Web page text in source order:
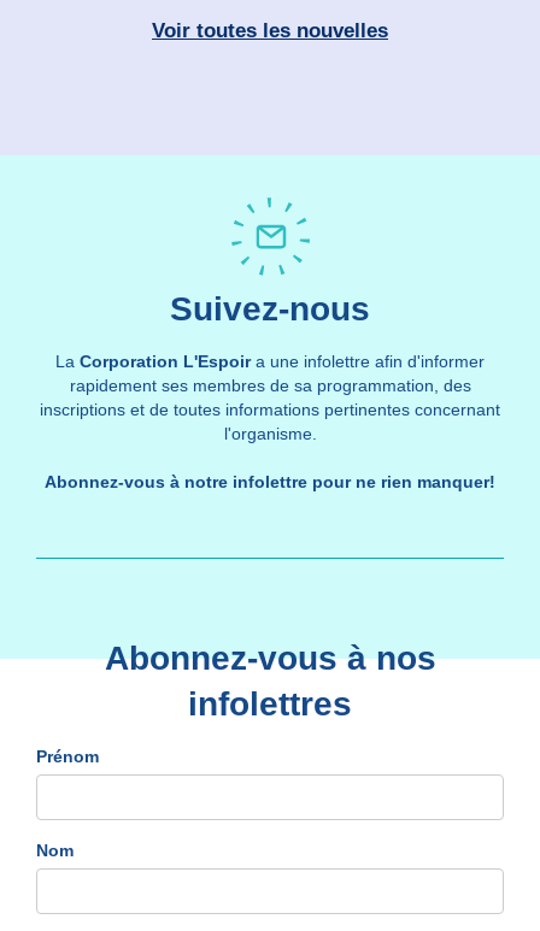
Voir toutes les nouvelles
Suivez-nous
La Corporation L'Espoira une infolettre afin d'informer
rapidement ses membres de sa programmation, des
inscriptions et de toutes informations pertinentes concernant
l'organisme.
Abonnez-vous à notre infolettre pour ne rien manquer!
Abonnez-vous à nos
infolettres
Prénom
Nom